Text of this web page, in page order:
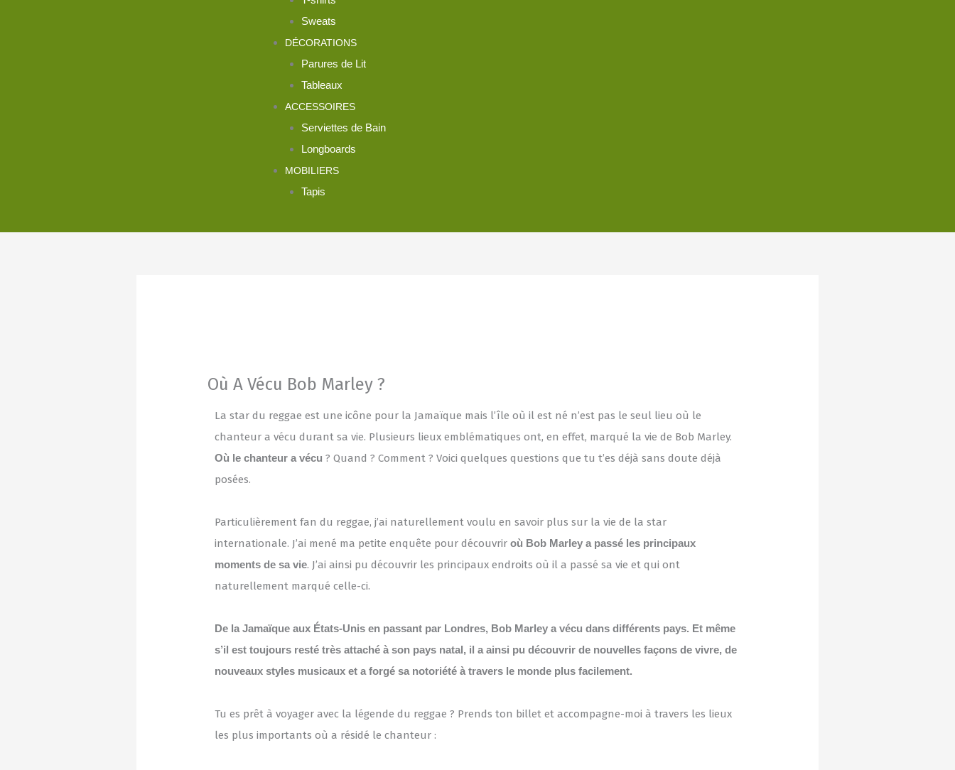
Sweats
DÉCORATIONS
Parures de Lit
Tableaux
ACCESSOIRES
Serviettes de Bain
Longboards
MOBILIERS
Tapis
Où A Vécu Bob Marley ?
La star du reggae est une icône pour la Jamaïque mais l’île où il est né n’est pas le seul lieu où le
chanteur a vécu durant sa vie. Plusieurs lieux emblématiques ont, en effet, marqué la vie de Bob Marley.
Où le chanteur a vécu ? Quand ? Comment ? Voici quelques questions que tu t’es déjà sans doute déjà
posées.
Particulièrement fan du reggae, j’ai naturellement voulu en savoir plus sur la vie de la star
internationale. J’ai mené ma petite enquête pour découvriroù Bob Marley a passé les principaux
moments de sa vie. J’ai ainsi pu découvrir les principaux endroits où il a passé sa vie et qui ont
naturellement marqué celle-ci.
De la Jamaïque aux États-Unis en passant par Londres, Bob Marley a vécu dans différents pays. Et même
s’il est toujours resté très attaché à son pays natal, il a ainsi pu découvrir de nouvelles façons de vivre, de
nouveaux styles musicaux et a forgé sa notoriété à travers le monde plus facilement.
Tu es prêt à voyager avec la légende du reggae ? Prends ton billet et accompagne-moi à travers les lieux
les plus importants où a résidé le chanteur :